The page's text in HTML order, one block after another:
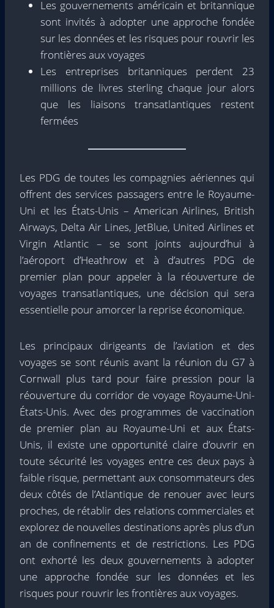
Les gouvernements américain et britannique
sont invités à adopter une approche fondée
sur les données et les risques pour rouvrir les
frontières aux voyages
Les entreprises britanniques perdent 23
millions de livres sterling chaque jour alors
que les liaisons transatlantiques restent
fermées
Les PDG de toutes les compagnies aériennes qui
offrent des services passagers entre le Royaume-
Uni et les États-Unis – American Airlines, British
Airways, Delta Air Lines, JetBlue, United Airlines et
Virgin Atlantic – se sont joints aujourd’hui à
l’aéroport d’Heathrow et à d’autres PDG de
premier plan pour appeler à la réouverture de
voyages transatlantiques, une décision qui sera
essentielle pour amorcer la reprise économique.
Les principaux dirigeants de l’aviation et des
voyages se sont réunis avant la réunion du G7 à
Cornwall plus tard pour faire pression pour la
réouverture du corridor de voyage Royaume-Uni-
États-Unis. Avec des programmes de vaccination
de premier plan au Royaume-Uni et aux États-
Unis, il existe une opportunité claire d’ouvrir en
toute sécurité les voyages entre ces deux pays à
faible risque, permettant aux consommateurs des
deux côtés de l’Atlantique de renouer avec leurs
proches, de rétablir des relations commerciales et
explorez de nouvelles destinations après plus d’un
an de confinements et de restrictions. Les PDG
ont exhorté les deux gouvernements à adopter
une approche fondée sur les données et les
risques pour rouvrir les frontières aux voyages.